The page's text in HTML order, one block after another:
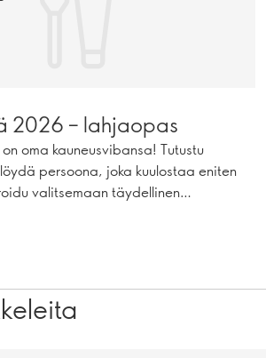
2026 – lahjaopas
oma kauneusvibansa! Tutustu
persoona, joka kuulostaa eniten
valitsemaan täydellinen